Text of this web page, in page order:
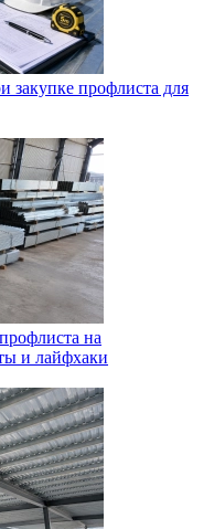
закупке профлиста для
на
и лайфхаки